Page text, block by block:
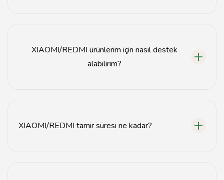
XIAOMI/REDMI ürünlerim için nasıl destek
alabilirim?
XIAOMI/REDMI tamir süresi ne kadar?